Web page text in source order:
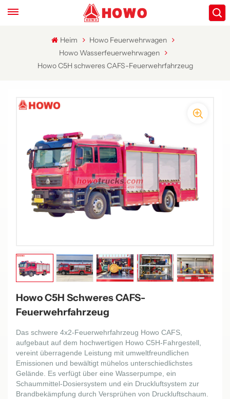
Heim
Howo Feuerwehrwagen
Howo Wasserfeuerwehrwagen
Howo C5H schweres CAFS-Feuerwehrfahrzeug
Howo C5H Schweres CAFS-
Feuerwehrfahrzeug
Das schwere 4x2-Feuerwehrfahrzeug Howo CAFS,
aufgebaut auf dem hochwertigen Howo C5H-Fahrgestell,
vereint überragende Leistung mit umweltfreundlichen
Emissionen und bewältigt mühelos unterschiedlichstes
Gelände. Es verfügt über eine Wasserpumpe, ein
Schaummittel-Dosiersystem und ein Druckluftsystem zur
Brandbekämpfung durch Versprühen von Druckluftschaum.